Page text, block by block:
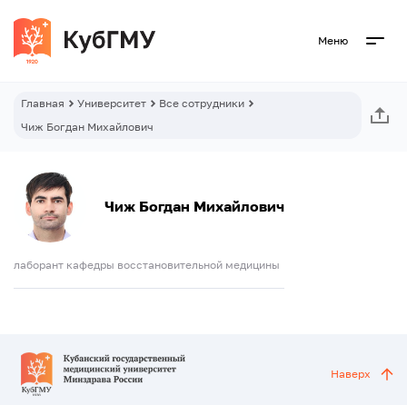
Меню
Главная Университет
Все сотрудники
Чиж Богдан Михайлович
Чиж Богдан Михайлович
лаборант кафедры восстановительной медицины
Наверх